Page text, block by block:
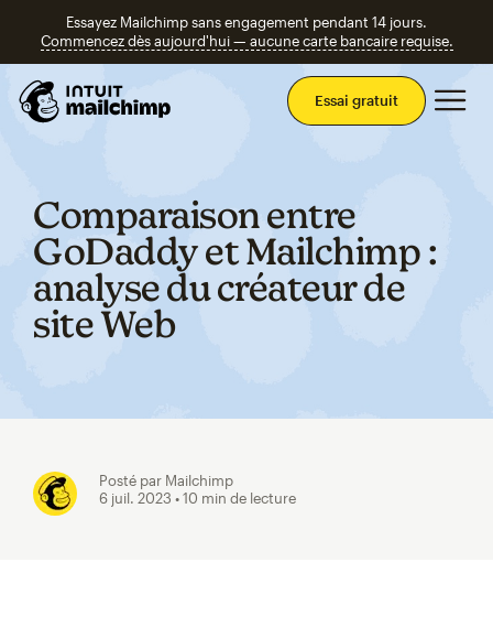
Essayez Mailchimp sans engagement pendant 14 jours.
Commencez dès aujourd'hui — aucune carte bancaire requise.
Essai gratuit
Comparaison entre
GoDaddy et Mailchimp :
analyse du créateur de
site Web
Posté par Mailchimp
6 juil. 2023 • 10 min de lecture